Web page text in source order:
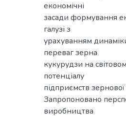
економічні
засади формування
галузі з
урахуванням
переваг зерна
кукурудзи на
потенціалу
підприємств зернової
Запропоновано
виробництва